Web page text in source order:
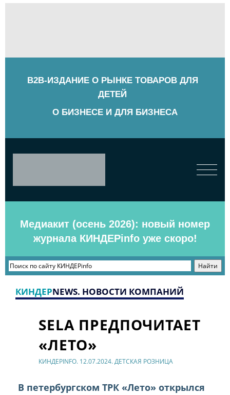
B2B-ИЗДАНИЕ О РЫНКЕ ТОВАРОВ ДЛЯ
ДЕТЕЙ
О БИЗНЕСЕ И ДЛЯ БИЗНЕСА
Медиакит (осень 2026): новый номер
журнала КИНДЕРinfo уже скоро!
КИНДЕРNEWS. НОВОСТИ КОМПАНИЙ
SELA ПРЕДПОЧИТАЕТ
«ЛЕТО»
КИНДЕРINFO. 12.07.2024. ДЕТСКАЯ РОЗНИЦА
В петербургском ТРК «Лето» открылся